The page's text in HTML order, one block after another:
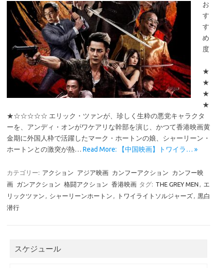
お
す
す
め
度
★
★
★
★
★☆☆☆☆☆ エリック・ツァンが、珍しく生粋の悪党キャラクタ
ーを、アンディ・オンがワケアリな幹部を演じ、かつて香港映画黄
金期に外国人枠で活躍したマーク・ホートンの娘、シャーリーン・
ホートンとの激突が熱… Read More: 【中国映画】トワイラ… »
カテゴリー: アクション アジア映画 カンフーアクション
カンフー映
画 ガンアクション 格闘アクション 香港映画 タグ: THE GREY MEN , エ
リックツァン , シャーリーンホートン , トワイライトソルジャーズ, 黒白
潜行
スケジュール